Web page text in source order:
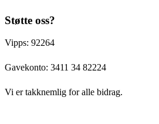
Støtte oss?
Vipps: 92264
Gavekonto: 3411 34 82224
Vi er takknemlig for alle bidrag.